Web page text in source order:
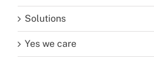
Solutions
Yes we care